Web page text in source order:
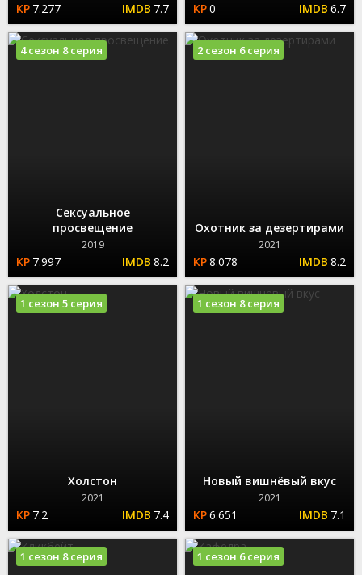
7.277 7.7 0 6.7
Сексуальное
просвещение
2019
7.997 8.2
4 сезон 8 серия
Охотник за дезертирами
2021
8.078 8.2
2 сезон 6 серия
Холстон
2021
7.2 7.4
1 сезон 5 серия
Новый вишнёвый вкус
2021
6.651 7.1
1 сезон 8 серия
1 сезон 8 серия 1 сезон 6 серия